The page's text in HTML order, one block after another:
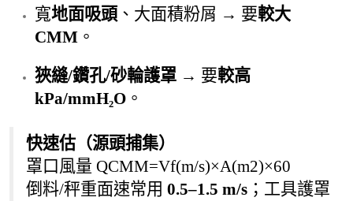
寬地面吸頭 、大面積粉屑 → 要較大
CMM 。
狹縫/鑽孔/砂輪護罩 → 要較高
kPa/mmH₂O 。
快速估（源頭捕集）
罩口風量 QCMM=Vf(m/s)×A(m2)×60
倒料/秤重面速常用 0.5–1.5 m/s ；工具護罩